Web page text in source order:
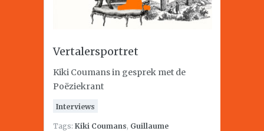
Vertalersportret
Kiki Coumans in gesprek met de
Poëziekrant
Interviews
Tags: Kiki Coumans, Guillaume